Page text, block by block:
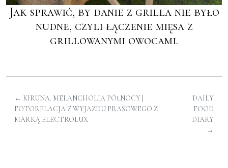
Jak sprawić, by danie z grilla nie było
nudne, czyli łączenie mięsa z
grillowanymi owocami.
← KIRUNA. MELANCHOLIA PÓŁNOCY |
FOTORELACJA Z WYJAZDU PRASOWEGO Z
MARKĄ ELECTROLUX
DAILY
FOOD
DIARY
→